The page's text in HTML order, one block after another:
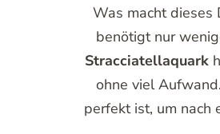
Was macht dieses
benötigt nur
Stracciatellaquark
ohne viel
perfekt ist, um nach